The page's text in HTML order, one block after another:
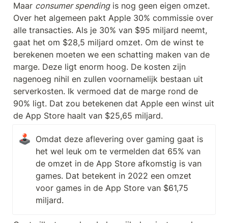
Maar consumer spending is nog geen eigen omzet.
Over het algemeen pakt Apple 30% commissie over
alle transacties. Als je 30% van $95 miljard neemt,
gaat het om $28,5 miljard omzet. Om de winst te
berekenen moeten we een schatting maken van de
marge. Deze ligt enorm hoog. De kosten zijn
nagenoeg nihil en zullen voornamelijk bestaan uit
serverkosten. Ik vermoed dat de marge rond de
90% ligt. Dat zou betekenen dat Apple een winst uit
de App Store haalt van $25,65 miljard.
🕹️ Omdat deze aflevering over gaming gaat is
het wel leuk om te vermelden dat 65% van
de omzet in de App Store afkomstig is van
games. Dat betekent in 2022 een omzet
voor games in de App Store van $61,75
miljard.